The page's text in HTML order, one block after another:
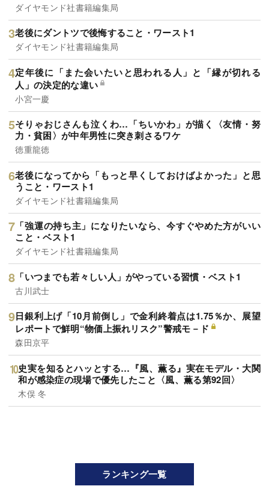
ダイヤモンド社書籍編集局
老後にダントツで後悔すること・ワースト1
ダイヤモンド社書籍編集局
定年後に「また会いたいと思われる人」と「縁が切れる
人」の決定的な違い
小宮一慶
そりゃおじさんも泣くわ…「ちいかわ」が描く〈友情・努
力・貧困〉が中年男性に突き刺さるワケ
徳重龍徳
老後になってから「もっと早くしておけばよかった」と思
うこと・ワースト1
ダイヤモンド社書籍編集局
「強運の持ち主」になりたいなら、今すぐやめた方がいい
こと・ベスト1
ダイヤモンド社書籍編集局
「いつまでも若々しい人」がやっている習慣・ベスト1
古川武士
日銀利上げ「10月前倒し」で金利終着点は1.75％か、展望
レポートで鮮明“物価上振れリスク”警戒モ－ド
森田京平
史実を知るとハッとする…『風、薫る』実在モデル・大関
和が感染症の現場で優先したこと〈風、薫る第92回〉
木俣 冬
ランキング一覧